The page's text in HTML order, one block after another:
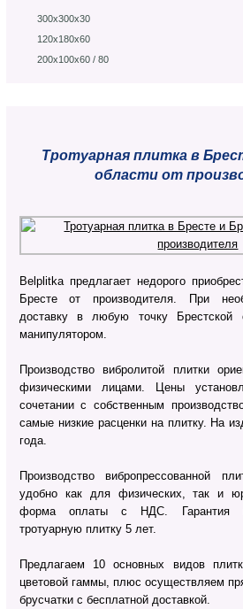
300х300х30
120х180х60
200х100х60 / 80
Тротуарная плитка в
области от
Belplitka предлагает недорого
Бресте от производителя. При
доставку в любую точку Брестской
манипулятором.
Производство вибролитой плитки
физическими лицами. Цены
сочетании с собственным
самые низкие расценки на плитку. На
года.
Производство вибропрессованной
удобно как для физических, так и
форма оплаты с НДС. Гарантия
тротуарную плитку 5 лет.
Предлагаем 10 основных видов
цветовой гаммы, плюс осуществляем
брусчатки с бесплатной доставкой.